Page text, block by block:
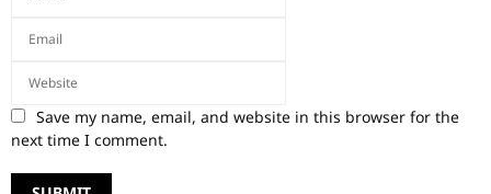
Save my name, email, and website in this browser for the
next time I comment.